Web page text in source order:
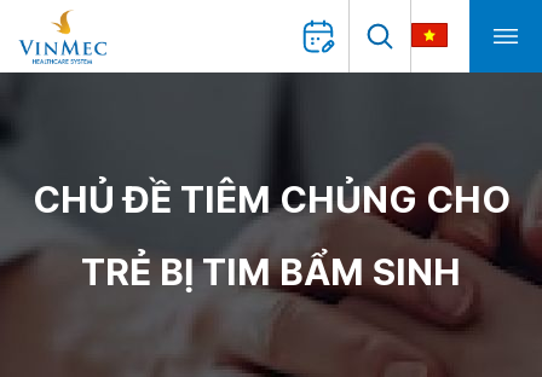
CHỦ ĐỀ TIÊM CHỦNG CHO
TRẺ BỊ TIM BẨM SINH